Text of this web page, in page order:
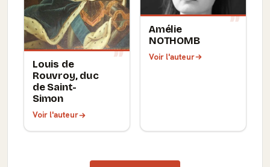
Louis de
Rouvroy, duc
de Saint-
Simon
Voir l'auteur
Amélie
NOTHOMB
Voir l'auteur